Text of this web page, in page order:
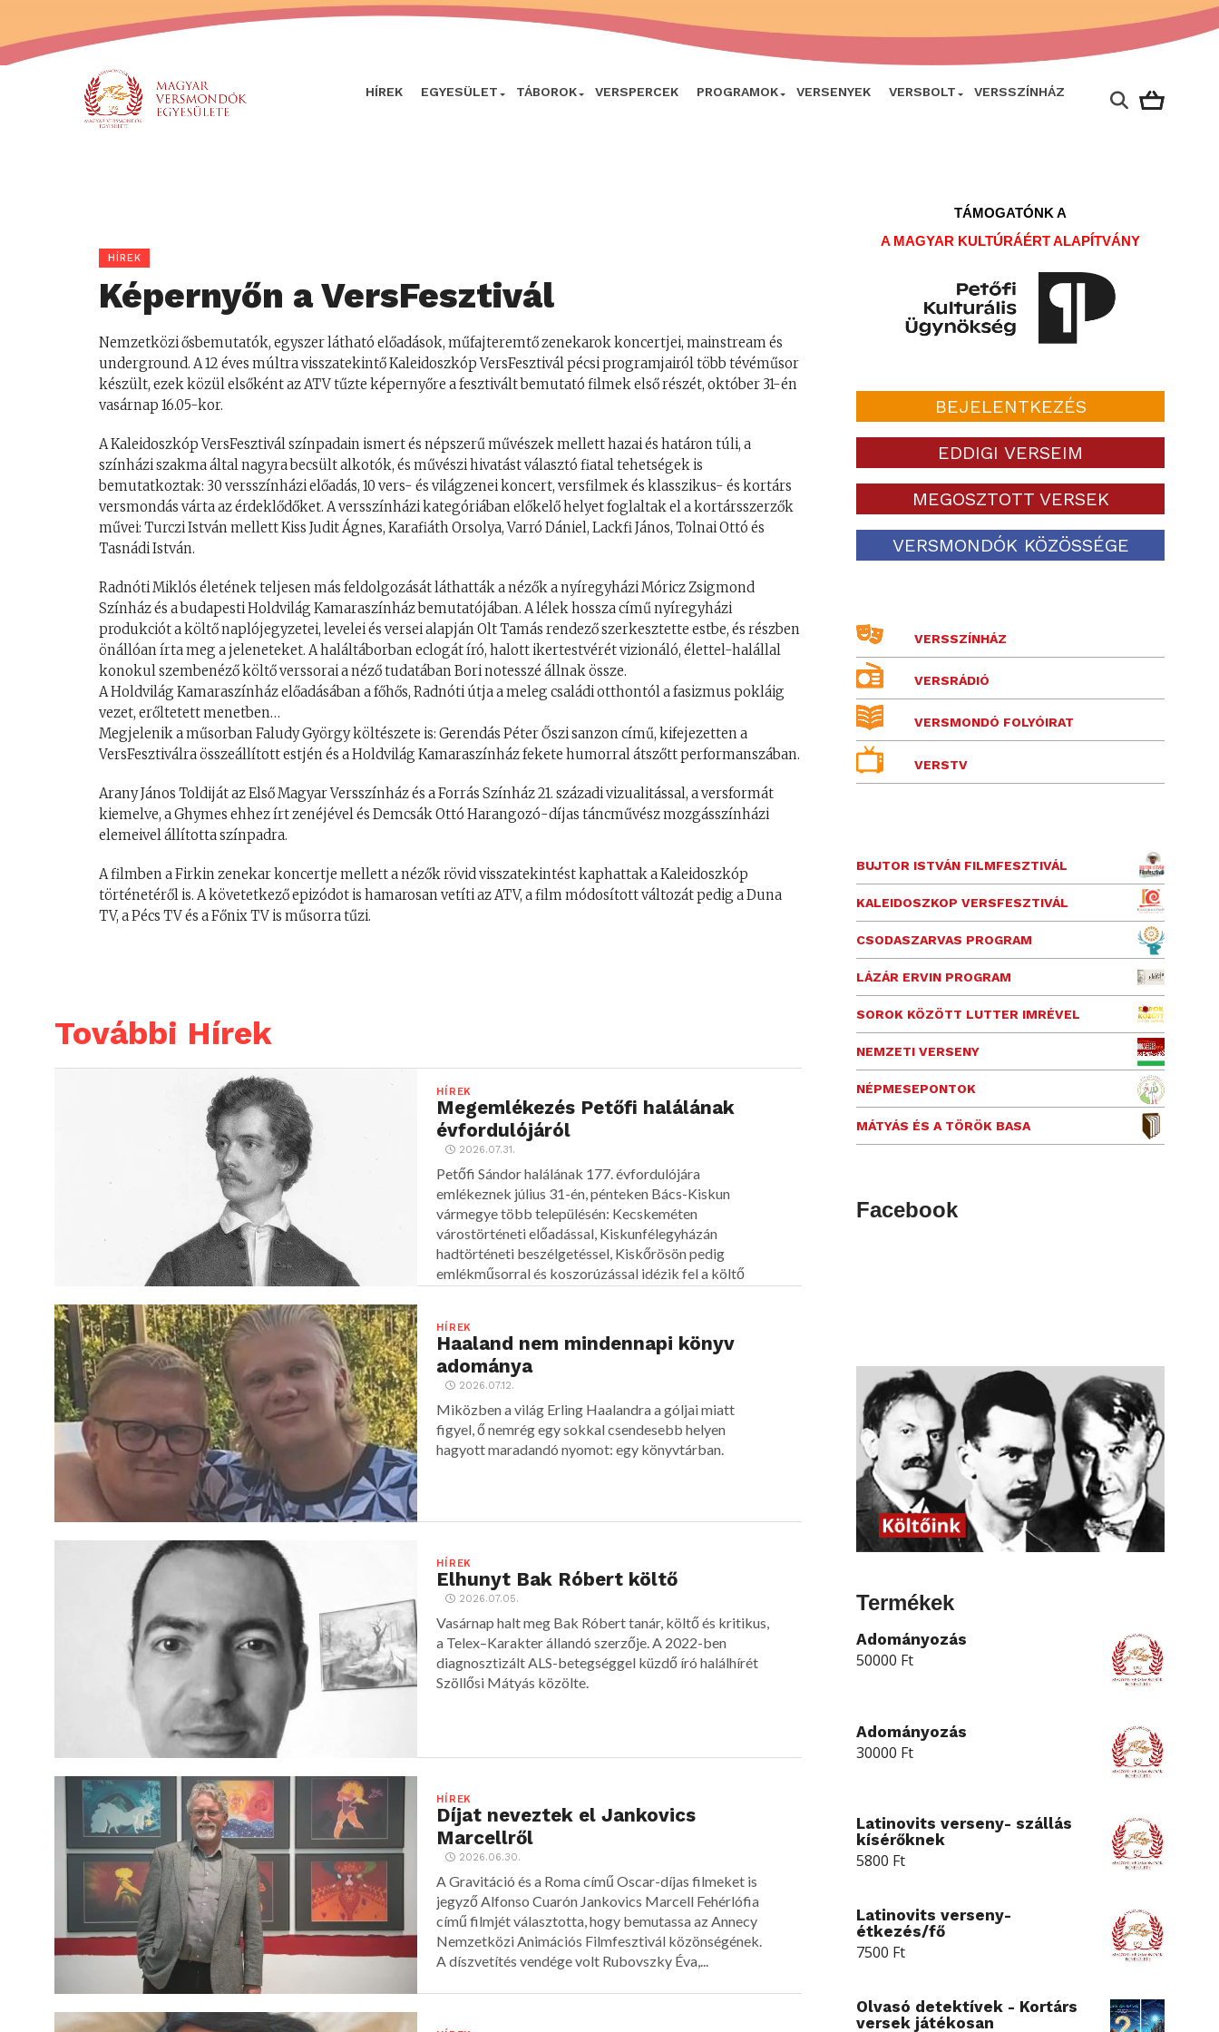
HÍREK EGYESÜLET TÁBOROK VERSPERCEK PROGRAMOK VERSENYEK VERSBOLT VERSSZÍNHÁZ
HÍREK
Képernyőn a VersFesztivál
Nemzetközi ősbemutatók, egyszer látható előadások, műfajteremtő zenekarok koncertjei, mainstream és
underground. A 12 éves múltra visszatekintő Kaleidoszkóp VersFesztivál pécsi programjairól több tévéműsor
készült, ezek közül elsőként az ATV tűzte képernyőre a fesztivált bemutató filmek első részét, október 31-én
vasárnap 16.05-kor.
A Kaleidoszkóp VersFesztivál színpadain ismert és népszerű művészek mellett hazai és határon túli, a
színházi szakma által nagyra becsült alkotók, és művészi hivatást választó fiatal tehetségek is
bemutatkoztak: 30 versszínházi előadás, 10 vers- és világzenei koncert, versfilmek és klasszikus- és kortárs
versmondás várta az érdeklődőket. A versszínházi kategóriában előkelő helyet foglaltak el a kortársszerzők
művei: Turczi István mellett Kiss Judit Ágnes, Karafiáth Orsolya, Varró Dániel, Lackfi János, Tolnai Ottó és
Tasnádi István.
Radnóti Miklós életének teljesen más feldolgozását láthatták a nézők a nyíregyházi Móricz Zsigmond
Színház és a budapesti Holdvilág Kamaraszínház bemutatójában. A lélek hossza című nyíregyházi
produkciót a költő naplójegyzetei, levelei és versei alapján Olt Tamás rendező szerkesztette estbe, és részben
önállóan írta meg a jeleneteket. A haláltáborban eclogát író, halott ikertestvérét vizionáló, élettel-halállal
konokul szembenéző költő verssorai a néző tudatában Bori notesszé állnak össze.
A Holdvilág Kamaraszínház előadásában a főhős, Radnóti útja a meleg családi otthontól a fasizmus pokláig
vezet, erőltetett menetben…
Megjelenik a műsorban Faludy György költészete is: Gerendás Péter Őszi sanzon című, kifejezetten a
VersFesztiválra összeállított estjén és a Holdvilág Kamaraszínház fekete humorral átszőtt performanszában.
Arany János Toldiját az Első Magyar Versszínház és a Forrás Színház 21. századi vizualitással, a versformát
kiemelve, a Ghymes ehhez írt zenéjével és Demcsák Ottó Harangozó-díjas táncművész mozgásszínházi
elemeivel állította színpadra.
A filmben a Firkin zenekar koncertje mellett a nézők rövid visszatekintést kaphattak a Kaleidoszkóp
történetéről is. A követetkező epizódot is hamarosan vetíti az ATV, a film módosított változát pedig a Duna
TV, a Pécs TV és a Főnix TV is műsorra tűzi.
További Hírek
HÍREK
Megemlékezés Petőfi halálának
évfordulójáról
2026.07.31.
Petőfi Sándor halálának 177. évfordulójára
emlékeznek július 31-én, pénteken Bács-Kiskun
vármegye több településén: Kecskeméten
várostörténeti előadással, Kiskunfélegyházán
hadtörténeti beszélgetéssel, Kiskőrösön pedig
emlékműsorral és koszorúzással idézik fel a költő
HÍREK
Haaland nem mindennapi könyv
adománya
2026.07.12.
Miközben a világ Erling Haalandra a góljai miatt
figyel, ő nemrég egy sokkal csendesebb helyen
hagyott maradandó nyomot: egy könyvtárban.
HÍREK
Elhunyt Bak Róbert költő
2026.07.05.
Vasárnap halt meg Bak Róbert tanár, költő és kritikus,
a Telex–Karakter állandó szerzője. A 2022-ben
diagnosztizált ALS-betegséggel küzdő író halálhírét
Szöllősi Mátyás közölte.
HÍREK
Díjat neveztek el Jankovics
Marcellről
2026.06.30.
A Gravitáció és a Roma című Oscar-díjas filmeket is
jegyző Alfonso Cuarón Jankovics Marcell Fehérlófia
című filmjét választotta, hogy bemutassa az Annecy
Nemzetközi Animációs Filmfesztivál közönségének.
A díszvetítés vendége volt Rubovszky Éva,...
TÁMOGATÓNK A
A MAGYAR KULTÚRÁÉRT ALAPÍTVÁNY
BEJELENTKEZÉS
EDDIGI VERSEIM
MEGOSZTOTT VERSEK
VERSMONDÓK KÖZÖSSÉGE
VERSSZÍNHÁZ
VERSRÁDIÓ
VERSMONDÓ FOLYÓIRAT
VERSTV
BUJTOR ISTVÁN FILMFESZTIVÁL
KALEIDOSZKOP VERSFESZTIVÁL
CSODASZARVAS PROGRAM
LÁZÁR ERVIN PROGRAM
SOROK KÖZÖTT LUTTER IMRÉVEL
NEMZETI VERSENY
NÉPMESEPONTOK
MÁTYÁS ÉS A TÖRÖK BASA
Facebook
Termékek
Adományozás
50000 Ft
Adományozás
30000 Ft
Latinovits verseny- szállás
kísérőknek
5800 Ft
Latinovits verseny-
étkezés/fő
7500 Ft
Olvasó detektívek - Kortárs
versek játékosan